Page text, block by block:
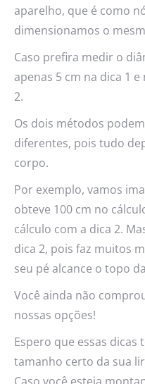
aparelho, que é como
dimensionamos o
Caso prefira medir o
apenas 5 cm na dica 1
2.
Os dois métodos
diferentes, pois tudo
corpo.
Por exemplo, vamos
obteve 100 cm no
cálculo com a dica 2.
dica 2, pois faz muitos
seu pé alcance o topo
Você ainda não
nossas opções!
Espero que essas dicas
tamanho certo da sua